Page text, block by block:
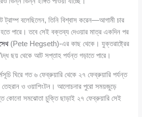
ট্রাম্প বলেছিলেন, তিনি বিশ্বাস করেন—আগামী চার
পারে। তবে সেই বক্তব্য দেওয়ার মাত্র একদিন পর
(Pete Hegseth)-এর কাছ থেকে। যুক্তরাষ্ট্রের
ছয় থেকে আট সপ্তাহ পর্যন্ত গড়াতে পারে।
ঘিরে গত ৬ ফেব্রুয়ারি থেকে ২৭ ফেব্রুয়ারি পর্যন্ত
তেহরান ও ওয়াশিংটন। আলোচনার পুরো সময়জুড়ে
কোনো সমঝোতা চুক্তি ছাড়াই ২৭ ফেব্রুয়ারি সেই